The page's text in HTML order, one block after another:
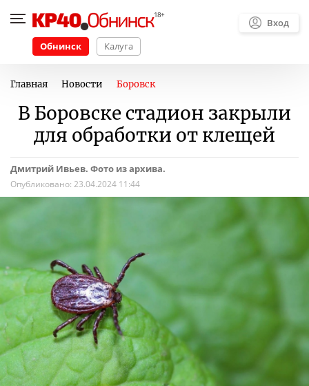
Обнинск Калуга
Вход
Главная Новости Боровск
В Боровске стадион закрыли
для обработки от клещей
Дмитрий Ивьев. Фото из архива.
Опубликовано: 23.04.2024 11:44